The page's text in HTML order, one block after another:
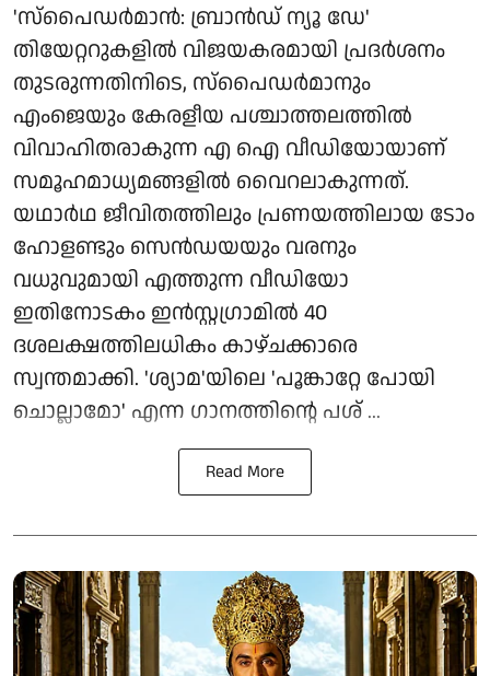
'സ്‌പൈഡർമാൻ: ബ്രാൻഡ് ന്യൂ ഡേ'
തിയേറ്ററുകളിൽ വിജയകരമായി പ്രദർശനം
തുടരുന്നതിനിടെ, സ്പൈഡർമാനും
എംജെയും കേരളീയ പശ്ചാത്തലത്തിൽ
വിവാഹിതരാകുന്ന എ ഐ വീഡിയോയാണ്
സമൂഹമാധ്യമങ്ങളിൽ വൈറലാകുന്നത്.
യഥാർഥ ജീവിതത്തിലും പ്രണയത്തിലായ ടോം
ഹോളണ്ടും സെൻഡയയും വരനും
വധുവുമായി എത്തുന്ന വീഡിയോ
ഇതിനോടകം ഇൻസ്റ്റഗ്രാമിൽ 40
ദശലക്ഷത്തിലധികം കാഴ്ചക്കാരെ
സ്വന്തമാക്കി. 'ശ്യാമ'യിലെ 'പൂങ്കാറ്റേ പോയി
ചൊല്ലാമോ' എന്ന ഗാനത്തിന്റെ പശ് ...
Read More